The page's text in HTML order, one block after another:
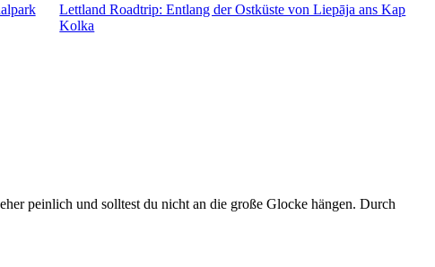
Lettland Roadtrip: Entlang der Ostküste von Liepāja ans Kap
Kolka
peinlich und solltest du nicht an die große Glocke hängen. Durch